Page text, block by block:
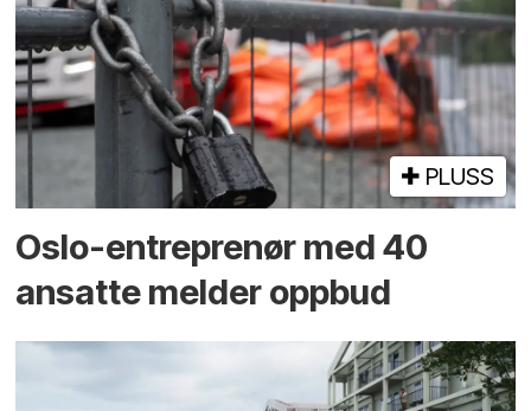
PLUSS
Oslo-entreprenør med 40
ansatte melder oppbud